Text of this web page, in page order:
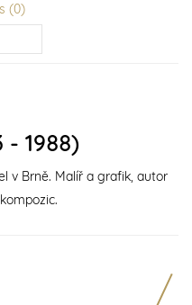
(0)
- 1988)
v Brně. Malíř a grafik, autor